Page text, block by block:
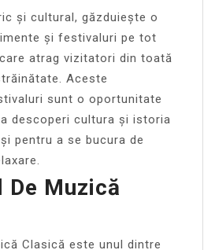
și cultural, găzduiește o
și festivaluri pe tot
atrag vizitatori din toată
Aceste
sunt o oportunitate
descoperi cultura și istoria
pentru a se bucura de
Muzică
Clasică este unul dintre